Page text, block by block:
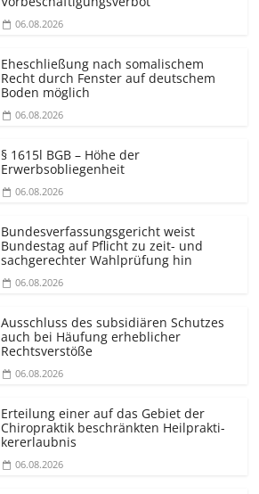
06.08.2026
Eheschließung nach somalischem
Recht durch Fenster auf deutschem
Boden möglich
06.08.2026
§ 1615l BGB – Höhe der
Erwerbsobliegenheit
06.08.2026
Bundesver­fassungsgericht weist
Bundestag auf Pflicht zu zeit- und
sachgerechter Wahlprüfung hin
06.08.2026
Ausschluss des subsidiären Schutzes
auch bei Häufung erheblicher
Rechtsverstöße
06.08.2026
Erteilung einer auf das Gebiet der
Chiropraktik beschränkten Heilprakti­
kererlaubnis
06.08.2026